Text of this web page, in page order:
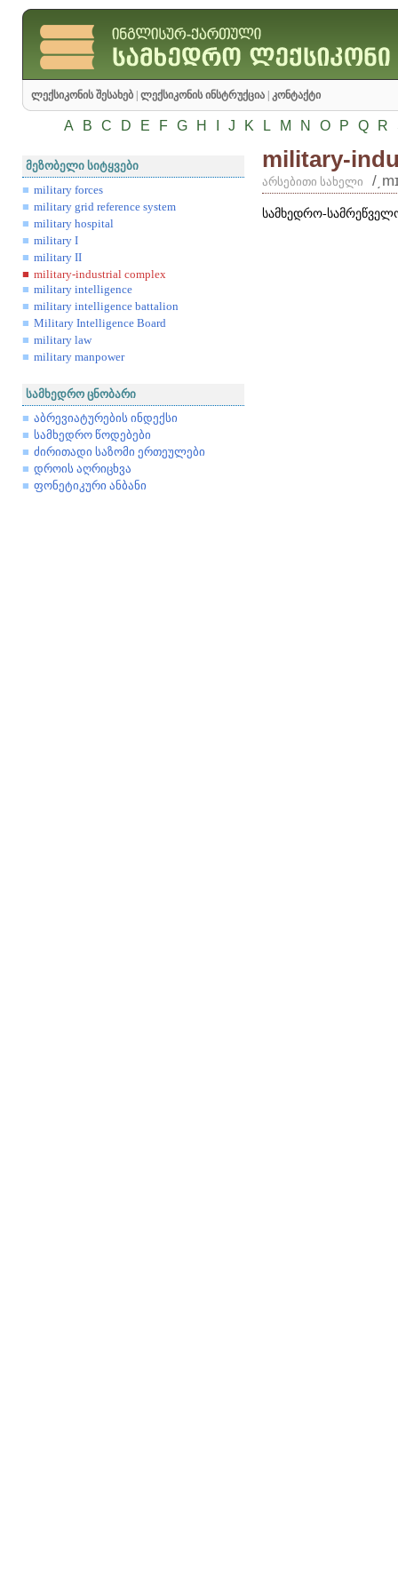
ლექსიკონის შესახებ ლექსიკონის ინსტრუქცია კონტაქტი
A B C D E F G H J K L M N O P Q R
მეზობელი სიტყვები
military forces
military grid reference system
military hospital
military I
military II
military-industrial complex
military intelligence
military intelligence battalion
Military Intelligence Board
military law
military manpower
სამხედრო ცნობარი
აბრევიატურების ინდექსი
სამხედრო წოდებები
ძირითადი საზომი ერთეულები
დროის აღრიცხვა
ფონეტიკური ანბანი
military-
არსებითი სახელი /
სამხედრო-